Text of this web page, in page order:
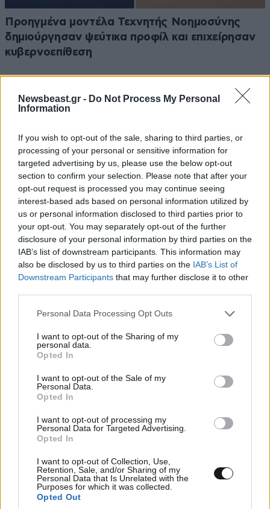
Newsbeast.gr - Do Not Process My Personal
Information
If you wish to opt-out of the sale, sharing to third parties, or
processing of your personal or sensitive information for
targeted advertising by us, please use the below opt-out
section to confirm your selection. Please note that after your
opt-out request is processed you may continue seeing
interest-based ads based on personal information utilized by
us or personal information disclosed to third parties prior to
your opt-out. You may separately opt-out of the further
disclosure of your personal information by third parties on the
IAB’s list of downstream participants. This information may
also be disclosed by us to third parties on the IAB’s List of
Downstream Participants that may further disclose it to other
Please note that this website/app uses one or more Google
not limited to your visit or usage behaviour. You may click to
grant or deny consent to Google and its third-party tags to
use your data for below specified purposes in below Google
consent section.
Personal Data Processing Opt Outs
I want to opt-out of the Sharing of my
personal data.
Opted In
I want to opt-out of the Sale of my
Personal Data.
Opted In
I want to opt-out of processing my
Personal Data for Targeted Advertising.
Opted In
I want to opt-out of Collection, Use,
Retention, Sale, and/or Sharing of my
Personal Data that Is Unrelated with the
Purposes for which it was collected.
Opted Out
Προηγμένα μοντέλα Τεχνητής Νοημοσύνης
δημιούργησαν ψεύτικα προφίλ και επιχείρησαν
κυβερνοεπίθεση
Tablet ή Touch Laptop για Παιδί; Ο Πλήρης
Οδηγός Αγοράς για Γονείς
Θες να γίνεις influencer; Το ChatGPT μπορεί να
το κάνει πιο εύκολο απ’ όσο φαντάζεσαι